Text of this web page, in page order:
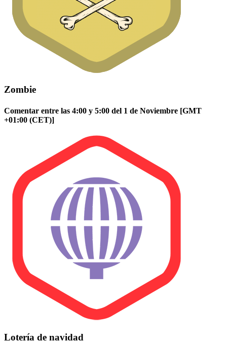
Zombie
Comentar entre las 4:00 y 5:00 del 1 de Noviembre [GMT
+01:00 (CET)]
Lotería de navidad